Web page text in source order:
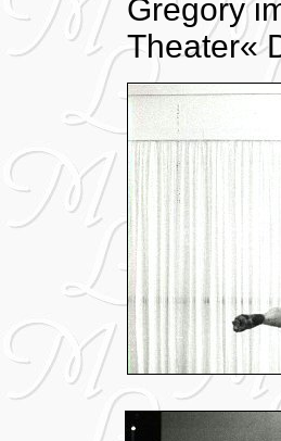
Gregory
Theater«